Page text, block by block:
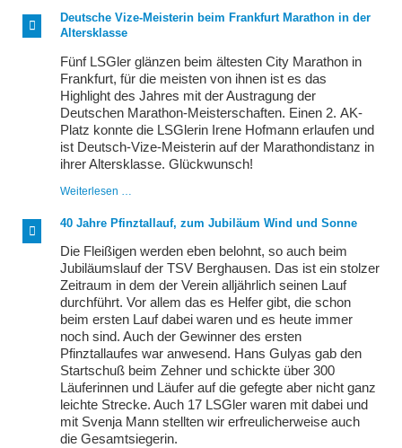
Gummi
Deutsche Vize-Meisterin beim Frankfurt Marathon in der
Altersklasse
Fünf LSGler glänzen beim ältesten City Marathon in
Frankfurt, für die meisten von ihnen ist es das
Highlight des Jahres mit der Austragung der
Deutschen Marathon-Meisterschaften. Einen 2. AK-
Platz konnte die LSGlerin Irene Hofmann erlaufen und
ist Deutsch-Vize-Meisterin auf der Marathondistanz in
ihrer Altersklasse. Glückwunsch!
Weiterlesen …
Meisterin
beim
Frankfurt
Marathon
in
der
Altersklasse
40 Jahre Pfinztallauf, zum Jubiläum Wind und Sonne
Die Fleißigen werden eben belohnt, so auch beim
Jubiläumslauf der TSV Berghausen. Das ist ein stolzer
Zeitraum in dem der Verein alljährlich seinen Lauf
durchführt. Vor allem das es Helfer gibt, die schon
beim ersten Lauf dabei waren und es heute immer
noch sind. Auch der Gewinner des ersten
Pfinztallaufes war anwesend. Hans Gulyas gab den
Startschuß beim Zehner und schickte über 300
Läuferinnen und Läufer auf die gefegte aber nicht ganz
leichte Strecke. Auch 17 LSGler waren mit dabei und
mit Svenja Mann stellten wir erfreulicherweise auch
die Gesamtsiegerin.